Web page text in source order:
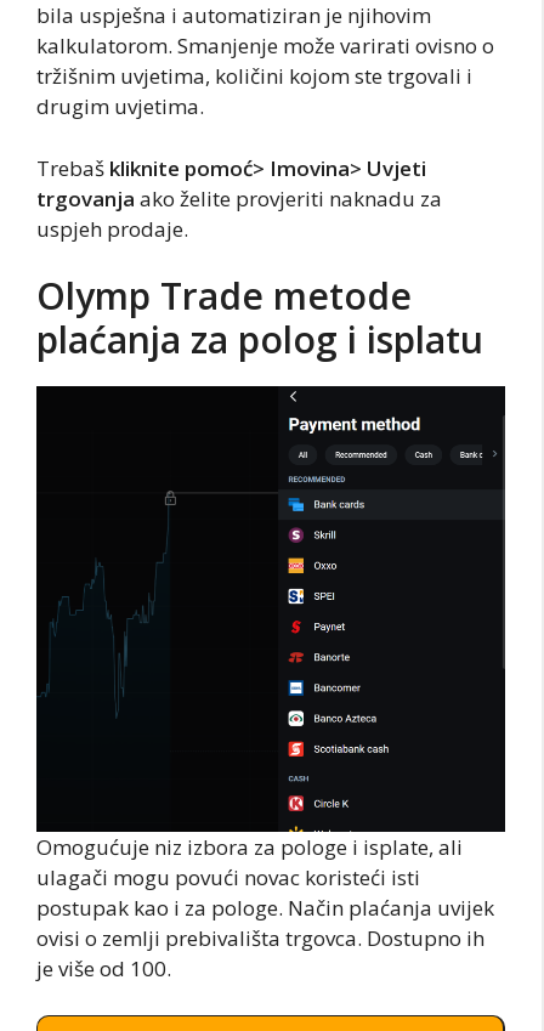
bila uspješna i automatiziran je njihovim
kalkulatorom. Smanjenje može varirati ovisno o
tržišnim uvjetima, količini kojom ste trgovali i
drugim uvjetima.
Trebaš kliknite pomoć> Imovina> Uvjeti
trgovanja ako želite provjeriti naknadu za
uspjeh prodaje.
Olymp Trade metode
plaćanja za polog i isplatu
Omogućuje niz izbora za pologe i isplate, ali
ulagači mogu povući novac koristeći isti
postupak kao i za pologe. Način plaćanja uvijek
ovisi o zemlji prebivališta trgovca. Dostupno ih
je više od 100.